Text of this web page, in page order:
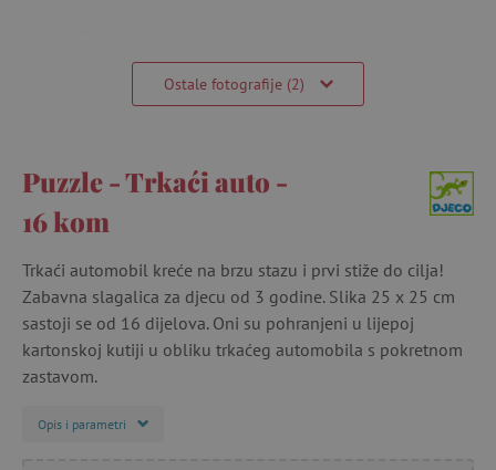
Ostale fotografije (2)
Puzzle - Trkaći auto -
16 kom
Trkaći automobil kreće na brzu stazu i prvi stiže do cilja!
Zabavna slagalica za djecu od 3 godine. Slika 25 x 25 cm
sastoji se od 16 dijelova. Oni su pohranjeni u lijepoj
kartonskoj kutiji u obliku trkaćeg automobila s pokretnom
zastavom.
Opis i parametri